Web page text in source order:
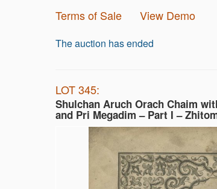
Terms of Sale View Demo
The auction has ended
LOT 345:
Shulchan Aruch Orach Chaim
and Pri Megadim – Part I –